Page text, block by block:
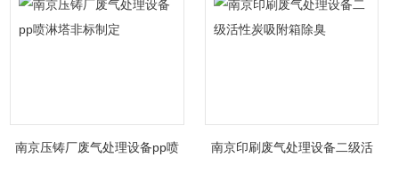
南京压铸厂废气处理设备pp喷
南京印刷废气处理设备二级活